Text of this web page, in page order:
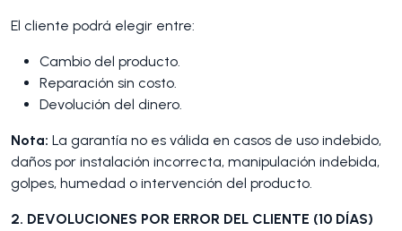
El cliente podrá elegir entre:
Cambio del producto.
Reparación sin costo.
Devolución del dinero.
Nota: La garantía no es válida en casos de uso indebido,
daños por instalación incorrecta, manipulación indebida,
golpes, humedad o intervención del producto.
2. DEVOLUCIONES POR ERROR DEL CLIENTE (10 DÍAS)